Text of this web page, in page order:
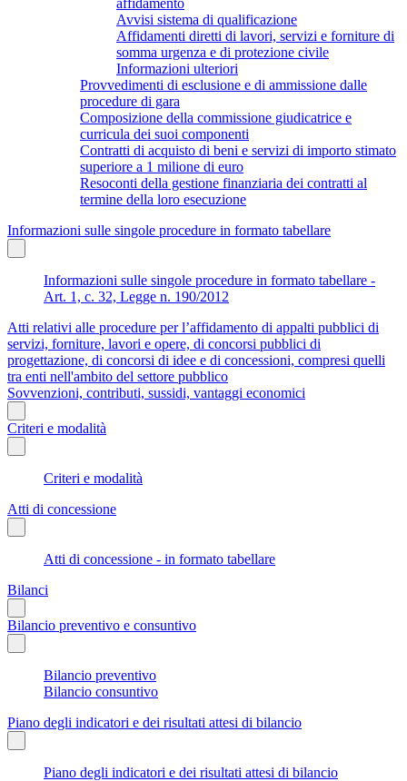
Avvisi sistema di qualificazione
Affidamenti diretti di lavori, servizi e forniture di
somma urgenza e di protezione civile
Informazioni ulteriori
Provvedimenti di esclusione e di ammissione dalle
procedure di gara
Composizione della commissione giudicatrice e
curricula dei suoi componenti
Contratti di acquisto di beni e servizi di importo stimato
superiore a 1 milione di euro
Resoconti della gestione finanziaria dei contratti al
termine della loro esecuzione
Informazioni sulle singole procedure in formato tabellare
Informazioni sulle singole procedure in formato tabellare -
Art. 1, c. 32, Legge n. 190/2012
Atti relativi alle procedure per l’affidamento di appalti pubblici di
servizi, forniture, lavori e opere, di concorsi pubblici di
progettazione, di concorsi di idee e di concessioni, compresi quelli
tra enti nell'ambito del settore pubblico
Sovvenzioni, contributi, sussidi, vantaggi economici
Criteri e modalità
Criteri e modalità
Atti di concessione
Atti di concessione - in formato tabellare
Bilanci
Bilancio preventivo e consuntivo
Bilancio preventivo
Bilancio consuntivo
Piano degli indicatori e dei risultati attesi di bilancio
Piano degli indicatori e dei risultati attesi di bilancio